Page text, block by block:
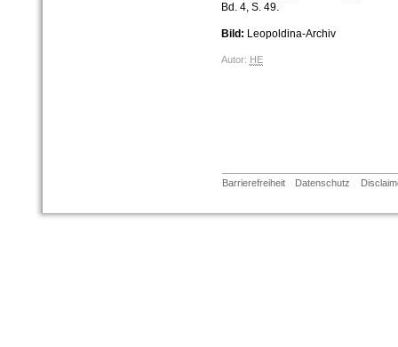
Bd. 4, S. 49.
Bild: Leopoldina-Archiv
Autor: HE
Barrierefreiheit Datenschutz